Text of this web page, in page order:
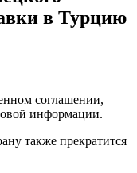
в Турцию
соглашении,
информации.
также прекратится